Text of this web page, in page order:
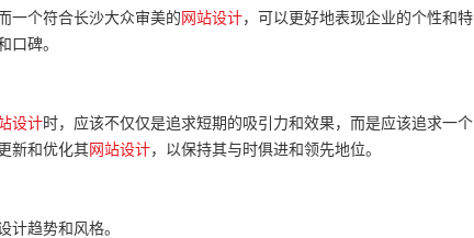
一个符合长沙大众审美的网站设计，可以更好地表现企业的个性和特
口碑。
设计时，应该不仅仅是追求短期的吸引力和效果，而是应该追求一个
新和优化其网站设计，以保持其与时俱进和领先地位。
趋势和风格。